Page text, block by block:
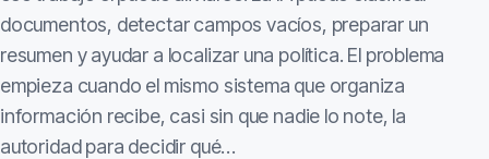
documentos, detectar campos vacíos, preparar un
resumen y ayudar a localizar una política. El problema
empieza cuando el mismo sistema que organiza
información recibe, casi sin que nadie lo note, la
autoridad para decidir qué…